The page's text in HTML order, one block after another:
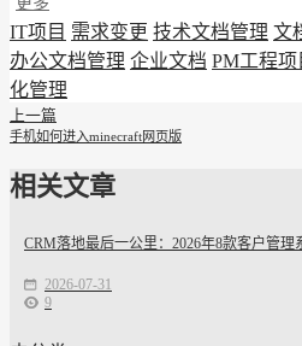
IT项目 需求变更 技术文档管理 文
办公文档管理 企业文档 PM工程项
化管理
上一篇
手机如何进入minecraft网页版
相关文章
CRM落地最后一公里：2026年8款客户管理
2026-07-31
9